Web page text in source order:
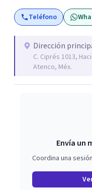
Teléfono
Dirección
C. Ciprés 1013,
Atenco, Méx.
Envía un
Coordina una